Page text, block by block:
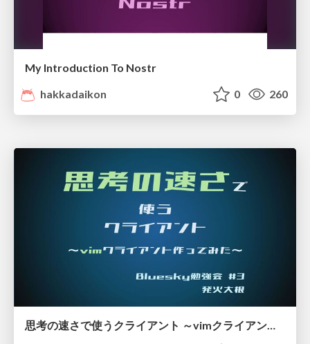
My Introduction To Nostr
hakkadaikon
0 260
思考の速さで使うクライアント ～vimクライアント作ってみた～